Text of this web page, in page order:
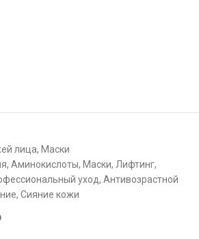
лица, Маски
, Аминокислоты, Маски, Лифтинг,
уход, Антивозрастной
, Сияние кожи